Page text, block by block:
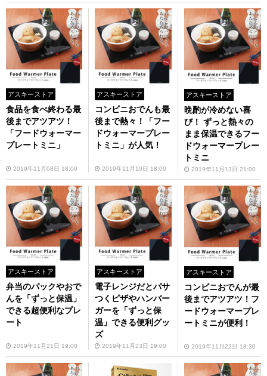
アスキーストア
食品を食べ終わる最
後までアツアツ！
「フードウォーマー
プレートミニ」
2019年11月08日 18:00
アスキーストア
コンビニおでんも最
後まで熱々！「フー
ドウォーマープレー
トミニ」が人気！
2019年11月10日 18:00
アスキーストア
晩酌が冷めない喜
び！ ずっと熱々の
まま保温できるフー
ドウォーマープレー
トミニ
2019年11月13日 21:00
アスキーストア
弁当のパックやおで
んを「ずっと保温」
できる超便利なプレ
ート
2019年11月21日 19:00
アスキーストア
電子レンジだとパサ
つくピザやハンバー
ガーを「ずっと保
温」できる便利グッ
ズ
2019年11月23日 19:00
アスキーストア
コンビニおでんが最
後までアツアツ！フ
ードウォーマープレ
ートミニが便利！
2019年11月22日 18:30